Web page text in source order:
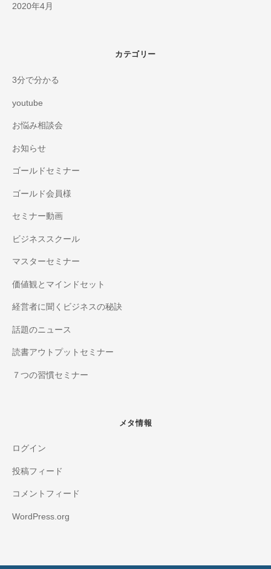
2020年4月
カテゴリー
3分で分かる
youtube
お悩み相談会
お知らせ
ゴールドセミナー
ゴールド会員様
セミナー動画
ビジネススクール
マスターセミナー
価値観とマインドセット
経営者に聞くビジネスの秘訣
話題のニュース
読書アウトプットセミナー
７つの習慣セミナー
メタ情報
ログイン
投稿フィード
コメントフィード
WordPress.org